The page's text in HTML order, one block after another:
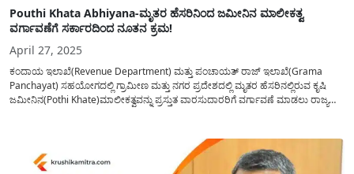
Pouthi Khata Abhiyana-ಮೃತರ ಹೆಸರಿನಿಂದ ಜಮೀನಿನ ಮಾಲೀಕತ್ವ
ವರ್ಗಾವಣೆಗೆ ಸರ್ಕಾರದಿಂದ ನೂತನ ಕ್ರಮ!
April 27, 2025
ಕಂದಾಯ ಇಲಾಖೆ(Revenue Department) ಮತ್ತು ಪಂಚಾಯತ್ ರಾಜ್ ಇಲಾಖೆ(Grama
Panchayat) ಸಹಯೋಗದಲ್ಲಿ ಗ್ರಾಮೀಣ ಮತ್ತು ನಗರ ಪ್ರದೇಶದಲ್ಲಿ ಮೃತರ ಹೆಸರಿನಲ್ಲಿರುವ ಕೃಷಿ
ಜಮೀನಿನ(Pothi Khate)ಮಾಲೀಕತ್ವವನ್ನು ಪ್ರಸ್ತುತ ವಾರಸುದಾರರಿಗೆ ವರ್ಗಾವಣೆ ಮಾಡಲು ರಾಜ್ಯ